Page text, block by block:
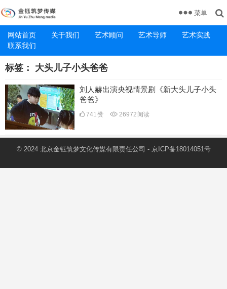
网站首页 关于我们 艺术顾问 艺术导师
艺术实践
联系我们
菜单
标签： 大头儿子小头爸爸
刘人赫出演央视情景剧《新大头儿子小头
爸爸》
741赞 26972 阅读
© 2024 北京金钰筑梦文化传媒有限责任公司 - 京ICP备18014051号